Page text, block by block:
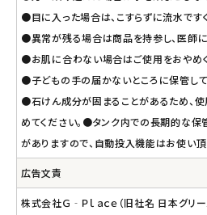
●目に入った場合は、こすらずに流水です
●異常が残る場合は商品を持参し、医師に
●お肌に合わない場合はご使用をおやめく
●子どもの手の届かないところに保管して
●石けん成分が固まることがあるため、使
めてください。●タンク内での長期的な
がありますので、自動投入機能はお使い頂
広告文責
株式会社Ｇ‐Ｐｌａｃｅ（旧社名 日本グリ